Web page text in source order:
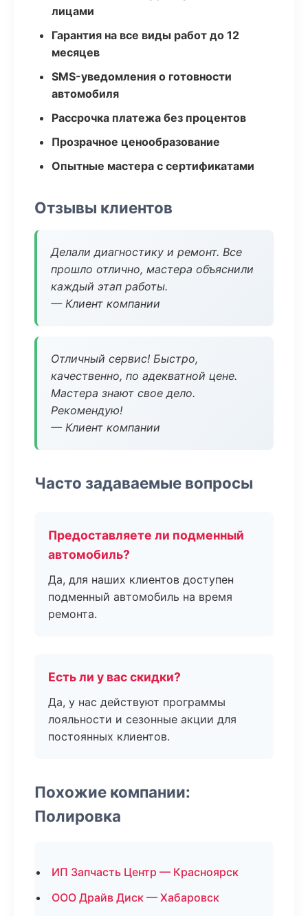
лицами
Гарантия на все виды работ до 12
месяцев
SMS-уведомления о готовности
автомобиля
Рассрочка платежа без процентов
Прозрачное ценообразование
Опытные мастера с сертификатами
Отзывы клиентов
Делали диагностику и ремонт. Все
прошло отлично, мастера объяснили
каждый этап работы.
— Клиент компании
Отличный сервис! Быстро,
качественно, по адекватной цене.
Мастера знают свое дело.
Рекомендую!
— Клиент компании
Часто задаваемые вопросы
Предоставляете ли подменный
автомобиль?
Да, для наших клиентов доступен
подменный автомобиль на время
ремонта.
Есть ли у вас скидки?
Да, у нас действуют программы
лояльности и сезонные акции для
постоянных клиентов.
Похожие компании:
Полировка
ИП Запчасть Центр — Красноярск
ООО Драйв Диск — Хабаровск